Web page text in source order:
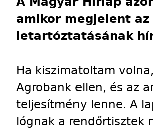
amikor megjelent
letartóztatásának
Ha kiszimatoltam
Agrobank ellen, és az
teljesítmény lenne. A
lógnak a rendőrtisztek